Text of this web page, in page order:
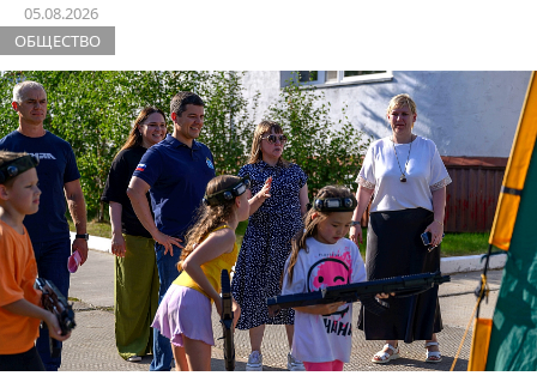
05.08.2026
ОБЩЕСТВО